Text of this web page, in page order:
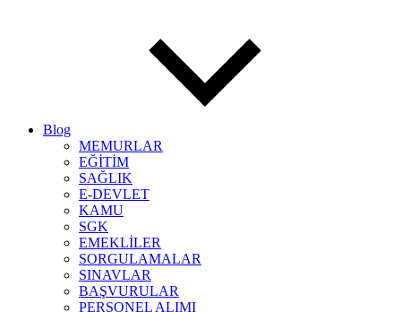
Blog
MEMURLAR
EĞİTİM
SAĞLIK
E-DEVLET
KAMU
SGK
EMEKLİLER
SORGULAMALAR
SINAVLAR
BAŞVURULAR
PERSONEL ALIMI